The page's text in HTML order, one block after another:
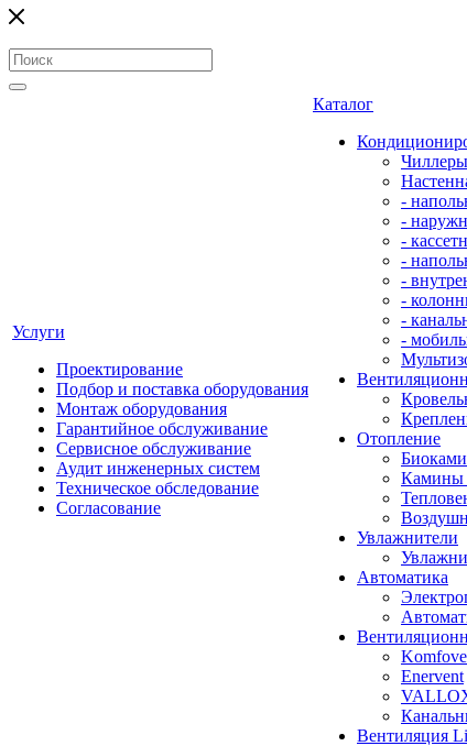
Услуги
Проектирование
Подбор и поставка оборудования
Монтаж оборудования
Гарантийное обслуживание
Сервисное обслуживание
Аудит инженерных систем
Техническое обследование
Согласование
Каталог
-
-
-
-
-
-
-
-
Отопление
Камины
Увлажнители
Автоматика
Enervent
Вентиляция